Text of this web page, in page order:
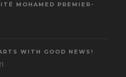
MOHAMED PREMIER-
WITH GOOD NEWS!